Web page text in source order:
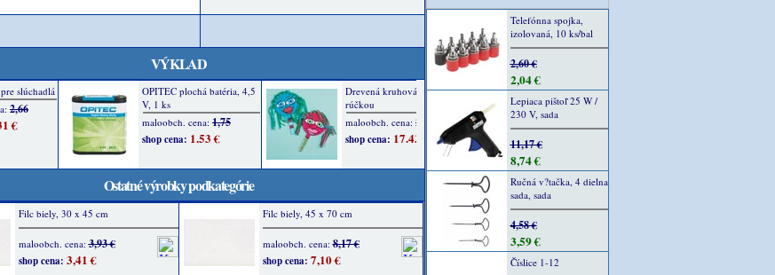
VÝKLAD
Ostatné výrobky podkategórie
Filc biely, 30 x 45 cm
maloobch. cena:3,93 €
shop cena: 3,41 €
Filc biely, 45 x 70 cm
maloobch. cena:8,17 €
shop cena: 7,10 €
Telefónna spojka,
izolovaná, 10 ks/bal
2,60 €
2,04 €
Lepiaca pištoľ 25 W /
230 V, sada
11,17 €
8,74 €
Ručná v?tačka, 4 dielna
sada, sada
4,58 €
3,59 €
Číslice 1-12